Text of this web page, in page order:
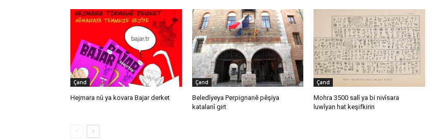
Çand
Hejmara nû ya kovara Bajar derket
Çand
Beledîyeya Perpignanê pêşiya
katalanî girt
Çand
Mohra 3500 salî ya bi nivîsara
luwîyan hat keşifkirin